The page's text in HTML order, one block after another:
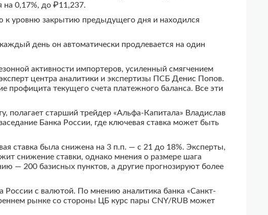
на 0,17%, до ₽11,237.
уровню закрытию предыдущего дня и находился
день он автоматически продлевается на один
активности импортеров, усиленный смягчением
центра аналитики и экспертизы ПСБ Денис Попов.
текущего счета платежного баланса. Все эти
полагает старший трейдер «Альфа-Капитала» Владислав
Банка России, где ключевая ставка может быть
ставка была снижена на 3 п.п. — с 21 до 18%. Эксперты,
снижение ставки, однако мнения о размере шага
— 200 базисных пунктов, а другие прогнозируют более
с валютой. По мнению аналитика банка «Санкт-
рынке со стороны ЦБ курс пары CNY/RUB может